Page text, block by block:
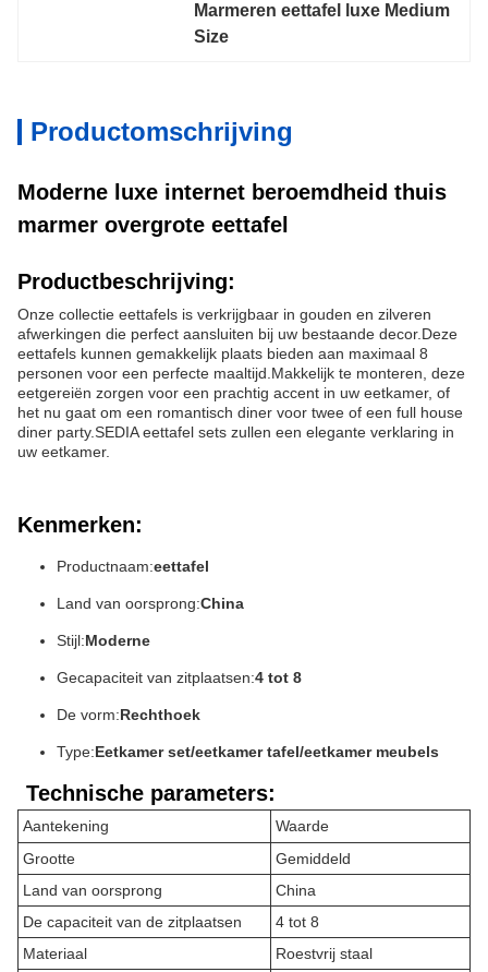
Marmeren eettafel luxe Medium
Size
Productomschrijving
Moderne luxe internet beroemdheid thuis
marmer overgrote eettafel
Productbeschrijving:
Onze collectie eettafels is verkrijgbaar in gouden en zilveren
afwerkingen die perfect aansluiten bij uw bestaande decor.Deze
eettafels kunnen gemakkelijk plaats bieden aan maximaal 8
personen voor een perfecte maaltijd.Makkelijk te monteren, deze
eetgereiën zorgen voor een prachtig accent in uw eetkamer, of
het nu gaat om een romantisch diner voor twee of een full house
diner party.SEDIA eettafel sets zullen een elegante verklaring in
uw eetkamer.
Kenmerken:
Productnaam:eettafel
Land van oorsprong:China
Stijl:Moderne
Gecapaciteit van zitplaatsen:4 tot 8
De vorm:Rechthoek
Type:Eetkamer set/eetkamer tafel/eetkamer meubels
Technische parameters:
Aantekening
Waarde
Grootte
Gemiddeld
Land van oorsprong
China
De capaciteit van de zitplaatsen
4 tot 8
Materiaal
Roestvrij staal